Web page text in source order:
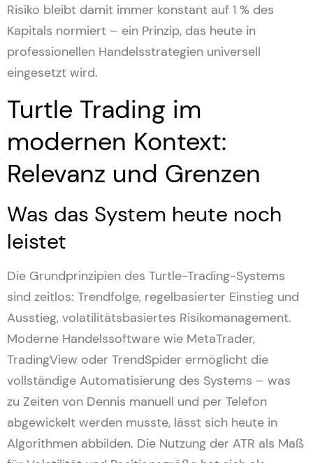
Risiko bleibt damit immer konstant auf 1 % des
Kapitals normiert – ein Prinzip, das heute in
professionellen Handelsstrategien universell
eingesetzt wird.
Turtle Trading im
modernen Kontext:
Relevanz und Grenzen
Was das System heute noch
leistet
Die Grundprinzipien des Turtle-Trading-Systems
sind zeitlos: Trendfolge, regelbasierter Einstieg und
Ausstieg, volatilitätsbasiertes Risikomanagement.
Moderne Handelssoftware wie MetaTrader,
TradingView oder TrendSpider ermöglicht die
vollständige Automatisierung des Systems – was
zu Zeiten von Dennis manuell und per Telefon
abgewickelt werden musste, lässt sich heute in
Algorithmen abbilden. Die Nutzung der ATR als Maß